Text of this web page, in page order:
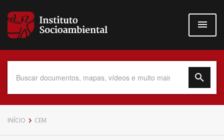
para
conteúdo
Data do Documento
INÍCIO CEM